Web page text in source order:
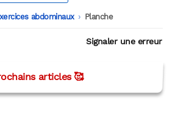
abdominaux -
Planche
Signaler une erreur
articles 🥰